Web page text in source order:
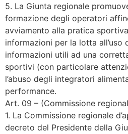
5. La Giunta regionale
formazione degli operatori
avviamento alla pratica
informazioni per la lotta all’uso
informazioni utili ad una
sportivi (con particolare
l’abuso degli integratori
performance.
Art. 09 – (Commissione
1. La Commissione regionale
decreto del Presidente della